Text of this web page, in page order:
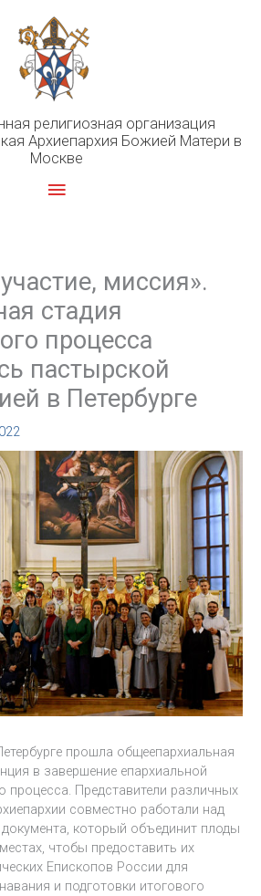
религиозная организация
Архиепархия Божией Матери в
Москве
Главное
миссия».
стадия
процесса
пастырской
в Петербурге
прошла общеепархиальная
в завершение епархиальной
процесса. Представители различных
совместно работали над
который объединит плоды
чтобы предоставить их
Епископов России для
и подготовки итогового